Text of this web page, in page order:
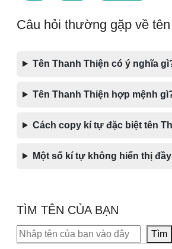
Câu hỏi thường gặp về
Tên Thanh Thiện có ý nghĩa
Tên Thanh Thiện hợp mệnh
Cách copy kí tự đặc biệt tên
Một số kí tự không hiển thị
TÌM TÊN CỦA BẠN
Tìm kiếm Tìm